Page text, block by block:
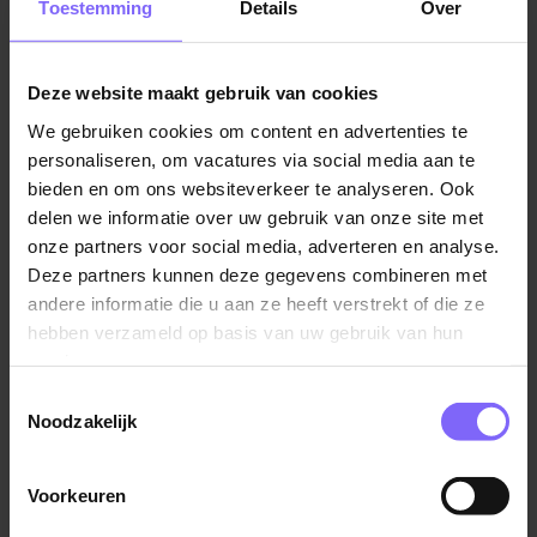
Toestemming Details Over
Deze website maakt gebruik van cookies
We gebruiken cookies om content en advertenties te
personaliseren, om vacatures via social media aan te
bieden en om ons websiteverkeer te analyseren. Ook
delen we informatie over uw gebruik van onze site met
onze partners voor social media, adverteren en analyse.
Deze partners kunnen deze gegevens combineren met
andere informatie die u aan ze heeft verstrekt of die ze
hebben verzameld op basis van uw gebruik van hun
Noodzakelijk
Voorkeuren
doet en geen dag hetzelfde is.
Wil jij naast je studie werken in een tropische
waterwereld vol glijbanen en palmbomen? In de Aqua
Mundo zorg jij voor veiligheid van onze gasten én
bezorg je ze een onvergetelijke dag. Samen met je
team werk je in een afwisselende en levendige
omgeving, waar je geld verdient, nieuwe vrienden
maakt en je ontwikkelt. Wil jij een afwisselende
bijbaan waarin geen dag hetzelfde is? In het Aqua
Mundo zorg jij er samen met je collega's voor dat
onze gasten veilig en onbezorgd kunnen genieten van
een dag vol waterplezier. Je houdt toezicht, helpt
gasten waar nodig en draagt bij aan een schone en
Je houdt toezicht in het zwembad en zorgt dat